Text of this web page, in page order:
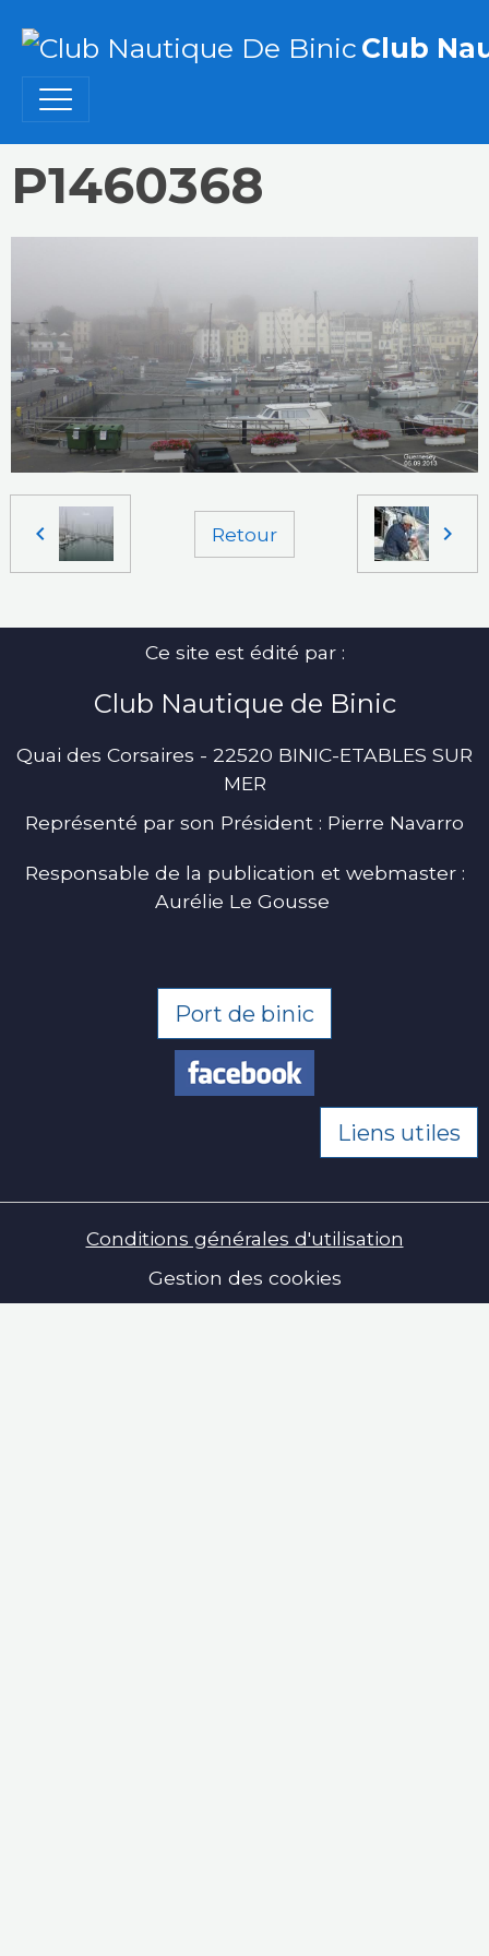
Club
P1460368
Retour
Ce site est édité par :
Club Nautique de Binic
Quai des Corsaires - 22520 BINIC-ETABLES SUR
MER
Représenté par son Président : Pierre Navarro
Responsable de la publication et webmaster :
Aurélie Le Gousse
Port de binic
Liens utiles
Conditions générales d'utilisation
Gestion des cookies